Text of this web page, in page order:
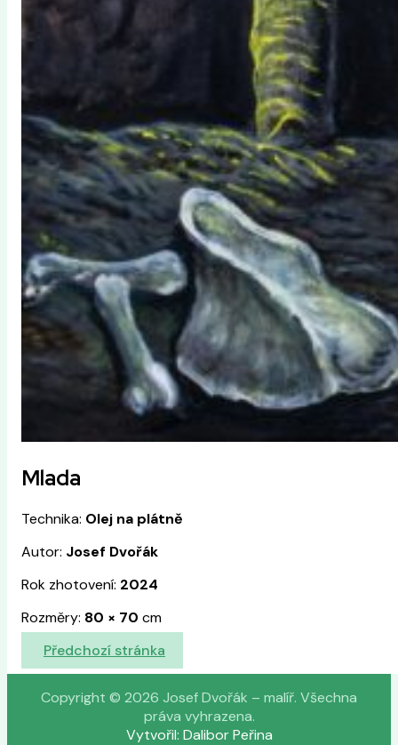
Mlada
Technika: Olej na plátně
Autor: Josef Dvořák
Rok zhotovení: 2024
Rozměry: 80 × 70 cm
Předchozí stránka
Copyright © 2026 Josef Dvořák – malíř. Všechna
práva vyhrazena.
Vytvořil: Dalibor Peřina